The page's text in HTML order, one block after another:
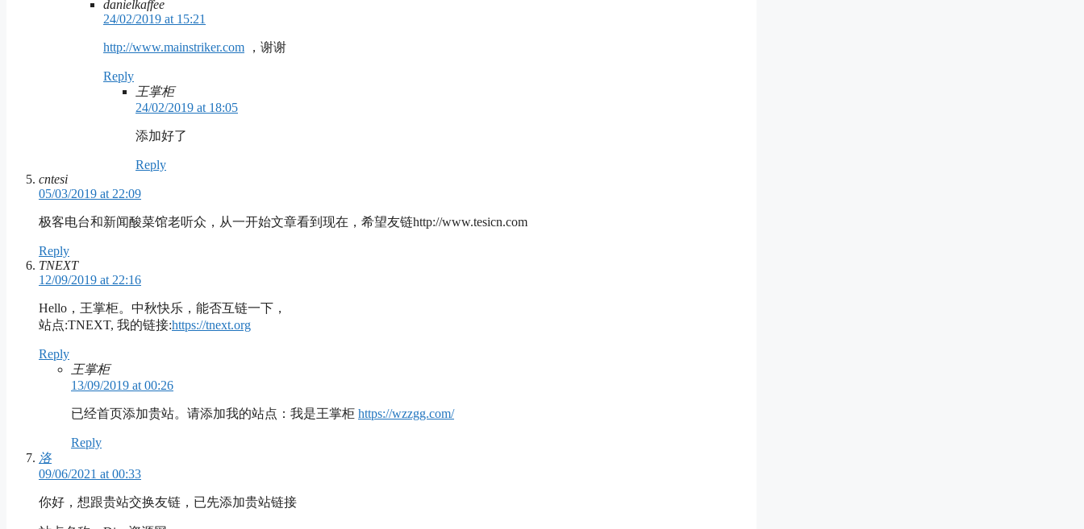
danielkaffee
24/02/2019 at 15:21
http://www.mainstriker.com ，谢谢
Reply
王掌柜
24/02/2019 at 18:05
添加好了
Reply
cntesi
05/03/2019 at 22:09
极客电台和新闻酸菜馆老听众，从一开始文章看到现在，希望友链http://www.tesicn.com
Reply
TNEXT
12/09/2019 at 22:16
Hello，王掌柜。中秋快乐，能否互链一下，
站点:TNEXT, 我的链接:https://tnext.org
Reply
王掌柜
13/09/2019 at 00:26
已经首页添加贵站。请添加我的站点：我是王掌柜 https://wzzgg.com/
Reply
洛
09/06/2021 at 00:33
你好，想跟贵站交换友链，已先添加贵站链接